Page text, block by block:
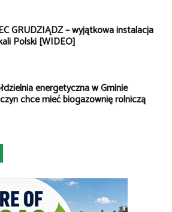
GRUDZIĄDZ – wyjątkowa instalacja
Polski [WIDEO]
energetyczna w Gminie
chce mieć biogazownię rolniczą